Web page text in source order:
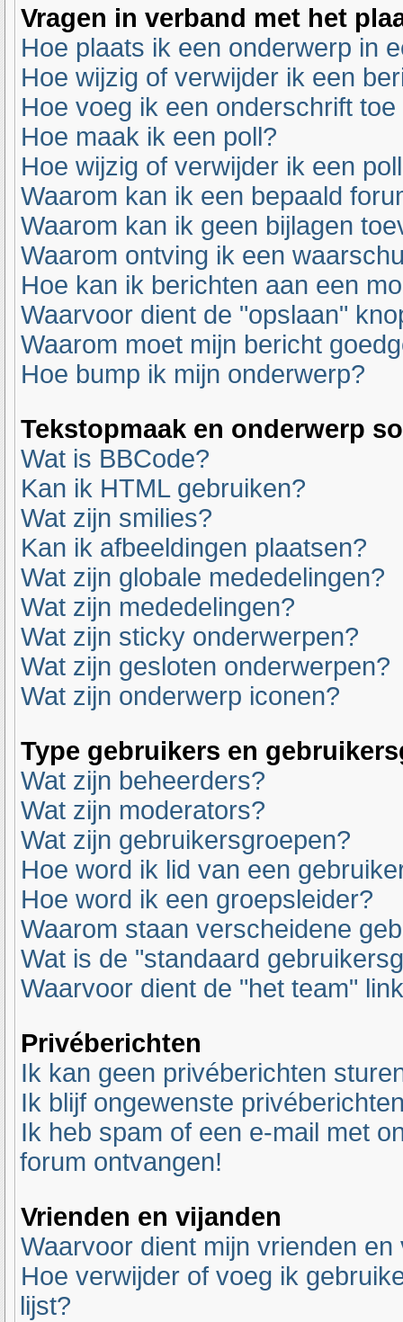
Vragen in verband met het
Hoe plaats ik een onderwerp in
Hoe wijzig of verwijder ik een
Hoe voeg ik een onderschrift
Hoe maak ik een poll?
Hoe wijzig of verwijder ik een
Waarom kan ik een bepaald
Waarom kan ik geen bijlagen
Waarom ontving ik een
Hoe kan ik berichten aan een
Waarvoor dient de "opslaan"
Waarom moet mijn bericht
Hoe bump ik mijn onderwerp?
Tekstopmaak en onderwerp
Wat is BBCode?
Kan ik HTML gebruiken?
Wat zijn smilies?
Kan ik afbeeldingen plaatsen?
Wat zijn globale mededelingen?
Wat zijn mededelingen?
Wat zijn sticky onderwerpen?
Wat zijn gesloten onderwerpen?
Wat zijn onderwerp iconen?
Type gebruikers en
Wat zijn beheerders?
Wat zijn moderators?
Wat zijn gebruikersgroepen?
Hoe word ik lid van een
Hoe word ik een groepsleider?
Waarom staan verscheidene
Wat is de "standaard
Waarvoor dient de "het team"
Privéberichten
Ik kan geen privéberichten
Ik blijf ongewenste
Ik heb spam of een e-mail met
forum ontvangen!
Vrienden en vijanden
Waarvoor dient mijn vrienden en
Hoe verwijder of voeg ik
lijst?